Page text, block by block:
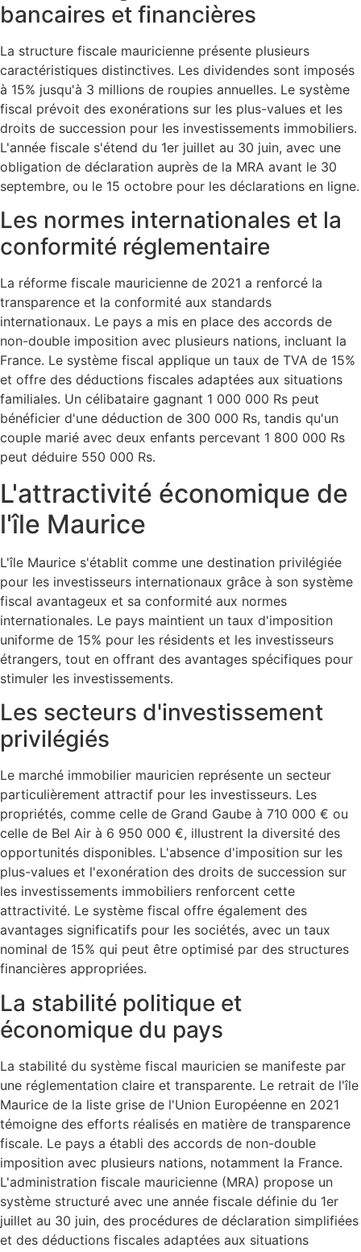
bancaires et financières
La structure fiscale mauricienne présente plusieurs
caractéristiques distinctives. Les dividendes sont imposés
à 15% jusqu'à 3 millions de roupies annuelles. Le système
fiscal prévoit des exonérations sur les plus-values et les
droits de succession pour les investissements immobiliers.
L'année fiscale s'étend du 1er juillet au 30 juin, avec une
obligation de déclaration auprès de la MRA avant le 30
septembre, ou le 15 octobre pour les déclarations en ligne.
Les normes internationales et la
conformité réglementaire
La réforme fiscale mauricienne de 2021 a renforcé la
transparence et la conformité aux standards
internationaux. Le pays a mis en place des accords de
non-double imposition avec plusieurs nations, incluant la
France. Le système fiscal applique un taux de TVA de 15%
et offre des déductions fiscales adaptées aux situations
familiales. Un célibataire gagnant 1 000 000 Rs peut
bénéficier d'une déduction de 300 000 Rs, tandis qu'un
couple marié avec deux enfants percevant 1 800 000 Rs
peut déduire 550 000 Rs.
L'attractivité économique de
l'île Maurice
L'île Maurice s'établit comme une destination privilégiée
pour les investisseurs internationaux grâce à son système
fiscal avantageux et sa conformité aux normes
internationales. Le pays maintient un taux d'imposition
uniforme de 15% pour les résidents et les investisseurs
étrangers, tout en offrant des avantages spécifiques pour
stimuler les investissements.
Les secteurs d'investissement
privilégiés
Le marché immobilier mauricien représente un secteur
particulièrement attractif pour les investisseurs. Les
propriétés, comme celle de Grand Gaube à 710 000 € ou
celle de Bel Air à 6 950 000 €, illustrent la diversité des
opportunités disponibles. L'absence d'imposition sur les
plus-values et l'exonération des droits de succession sur
les investissements immobiliers renforcent cette
attractivité. Le système fiscal offre également des
avantages significatifs pour les sociétés, avec un taux
nominal de 15% qui peut être optimisé par des structures
financières appropriées.
La stabilité politique et
économique du pays
La stabilité du système fiscal mauricien se manifeste par
une réglementation claire et transparente. Le retrait de l'île
Maurice de la liste grise de l'Union Européenne en 2021
témoigne des efforts réalisés en matière de transparence
fiscale. Le pays a établi des accords de non-double
imposition avec plusieurs nations, notamment la France.
L'administration fiscale mauricienne (MRA) propose un
système structuré avec une année fiscale définie du 1er
juillet au 30 juin, des procédures de déclaration simplifiées
et des déductions fiscales adaptées aux situations